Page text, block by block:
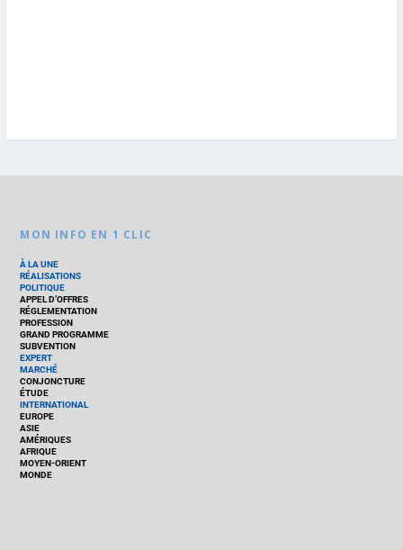
MON INFO EN 1 CLIC
À LA UNE
RÉALISATIONS
POLITIQUE
APPEL D’OFFRES
RÉGLEMENTATION
PROFESSION
GRAND PROGRAMME
SUBVENTION
EXPERT
MARCHÉ
CONJONCTURE
ÉTUDE
INTERNATIONAL
EUROPE
ASIE
AMÉRIQUES
AFRIQUE
MOYEN-ORIENT
MONDE